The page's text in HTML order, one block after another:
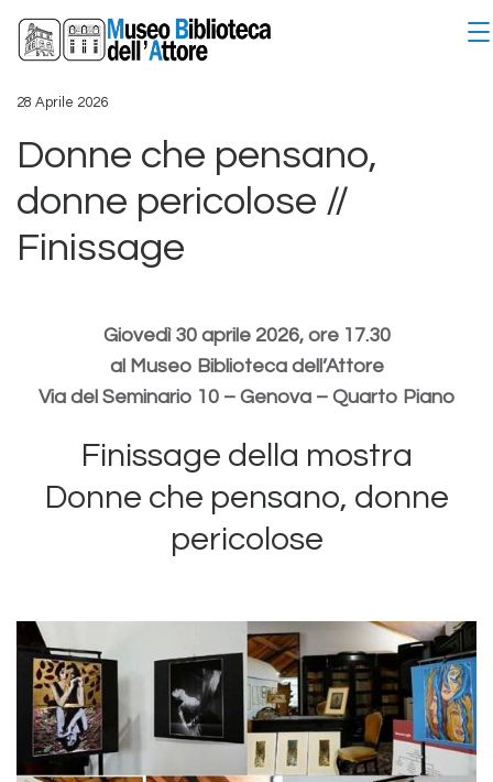
28 Aprile 2026
Donne che pensano,
donne pericolose //
Finissage
Giovedì 30 aprile 2026, ore 17.30
al Museo Biblioteca dell’Attore
Via del Seminario 10 – Genova – Quarto Piano
Finissage della mostra
Donne che pensano, donne
pericolose